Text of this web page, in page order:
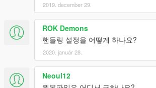
2019. december 29.
ROK Demons
핸들링 설정을 어떻게 하나요?
2020. január 28.
Neoul12